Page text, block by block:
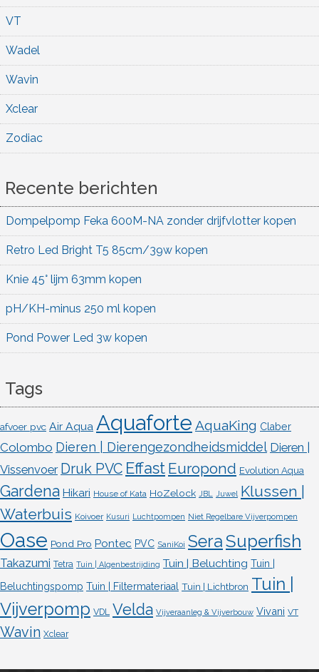
VT
Wadel
Wavin
Xclear
Zodiac
Recente berichten
Dompelpomp Feka 600M-NA zonder drijfvlotter kopen
Retro Led Bright T5 85cm/39w kopen
Knie 45° lijm 63mm kopen
pH/KH-minus 250 ml kopen
Pond Power Led 3w kopen
Tags
afvoer pvc Air Aqua Aquaforte AquaKing Claber
Colombo Dieren | Dierengezondheidsmiddel Dieren |
Vissenvoer Druk PVC Effast Europond Evolution Aqua
Gardena Hikari House of Kata HoZelock JBL Juwel Klussen |
Waterbuis Koivoer Kusuri Luchtpompen Niet Regelbare Vijverpompen
Oase Pond Pro Pontec PVC SaniKoi SeraSuperfish
Takazumi Tetra Tuin | Algenbestrijding Tuin | Beluchting Tuin |
Beluchtingspomp Tuin | Filtermateriaal Tuin | Lichtbron Tuin |
Vijverpomp VDL Velda Vijveraanleg & Vijverbouw Vivani VT
Wavin Xclear